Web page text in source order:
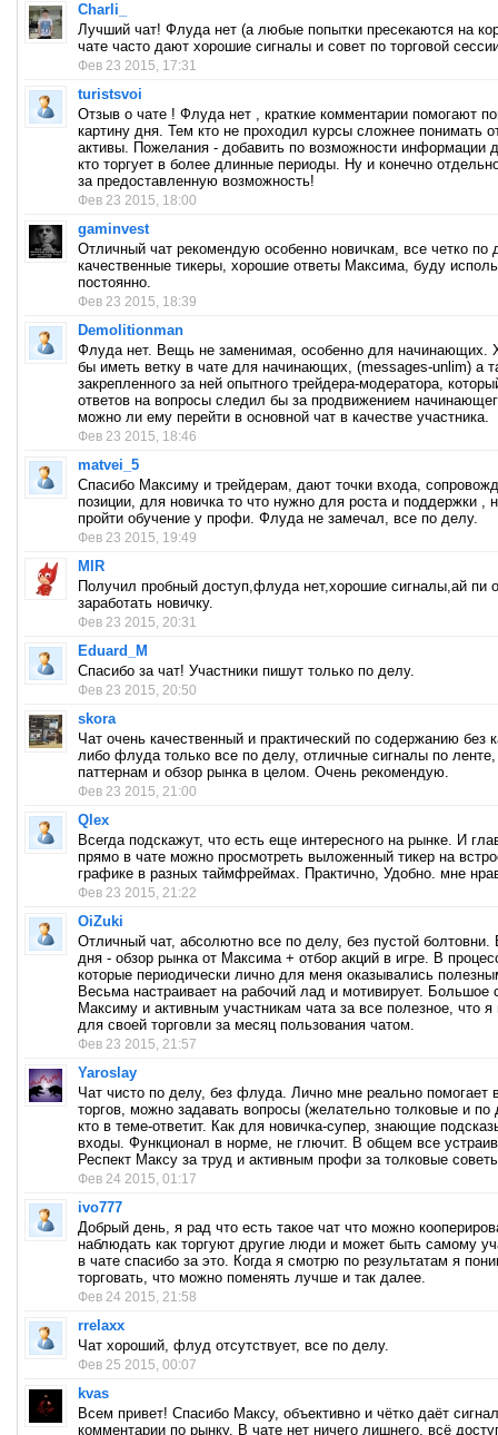
Charli_
Лучший чат! Флуда нет (а любые попытки пресекаются на
чате часто дают хорошие сигналы и совет по торговой
Фев 23 2015, 17:31
turistsvoi
Отзыв о чате ! Флуда нет , краткие комментарии помогают
картину дня. Тем кто не проходил курсы сложнее понимать
активы. Пожелания - добавить по возможности информации
кто торгует в более длинные периоды. Ну и конечно
за предоставленную возможность!
Фев 23 2015, 18:00
gaminvest
Отличный чат рекомендую особенно новичкам, все четко по
качественные тикеры, хорошие ответы Максима, буду
постоянно.
Фев 23 2015, 18:39
Demolitionman
Флуда нет. Вещь не заменимая, особенно для начинающих.
бы иметь ветку в чате для начинающих, (messages-unlim) а
закрепленного за ней опытного трейдера-модератора,
ответов на вопросы следил бы за продвижением
можно ли ему перейти в основной чат в качестве участника.
Фев 23 2015, 18:46
matvei_5
Спасибо Максиму и трейдерам, дают точки входа,
позиции, для новичка то что нужно для роста и поддержки ,
пройти обучение у профи. Флуда не замечал, все по делу.
Фев 23 2015, 19:49
MIR
Получил пробный доступ,флуда нет,хорошие сигналы,ай пи
заработать новичку.
Фев 23 2015, 20:31
Eduard_M
Спасибо за чат! Участники пишут только по делу.
Фев 23 2015, 20:50
skora
Чат очень качественный и практический по содержанию без
либо флуда только все по делу, отличные сигналы по ленте,
паттернам и обзор рынка в целом. Очень рекомендую.
Фев 23 2015, 21:00
Qlex
Всегда подскажут, что есть еще интересного на рынке. И
прямо в чате можно просмотреть выложенный тикер на
графике в разных таймфреймах. Практично, Удобно. мне
Фев 23 2015, 21:22
OiZuki
Отличный чат, абсолютно все по делу, без пустой болтовни.
дня - обзор рынка от Максима + отбор акций в игре. В
которые периодически лично для меня оказывались
Весьма настраивает на рабочий лад и мотивирует. Большое
Максиму и активным участникам чата за все полезное, что
для своей торговли за месяц пользования чатом.
Фев 23 2015, 21:57
Yaroslay
Чат чисто по делу, без флуда. Лично мне реально помогает
торгов, можно задавать вопросы (желательно толковые и по
кто в теме-ответит. Как для новичка-супер, знающие
входы. Функционал в норме, не глючит. В общем все
Респект Максу за труд и активным профи за толковые
Фев 24 2015, 01:17
ivo777
Добрый день, я рад что есть такое чат что можно
наблюдать как торгуют другие люди и может быть самому
в чате спасибо за это. Когда я смотрю по результатам я
торговать, что можно поменять лучше и так далее.
Фев 24 2015, 21:58
rrelaxx
Чат хороший, флуд отсутствует, все по делу.
Фев 25 2015, 00:07
kvas
Всем привет! Спасибо Максу, объективно и чётко даёт
комментарии по рынку. В чате нет ничего лишнего, всё